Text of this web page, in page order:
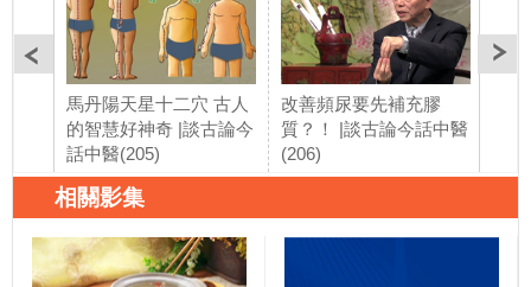
馬丹陽天星十二穴 古人
的智慧好神奇 |談古論今
話中醫(205)
改善頻尿要先補充膠
質？！ |談古論今話中醫
(206)
相關影集